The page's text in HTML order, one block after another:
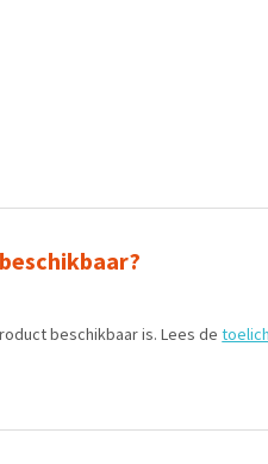
beschikbaar is. Lees de